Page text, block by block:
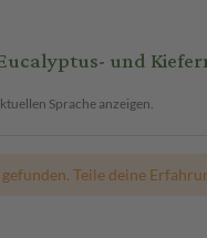
und
Sprache anzeigen.
Teile deine